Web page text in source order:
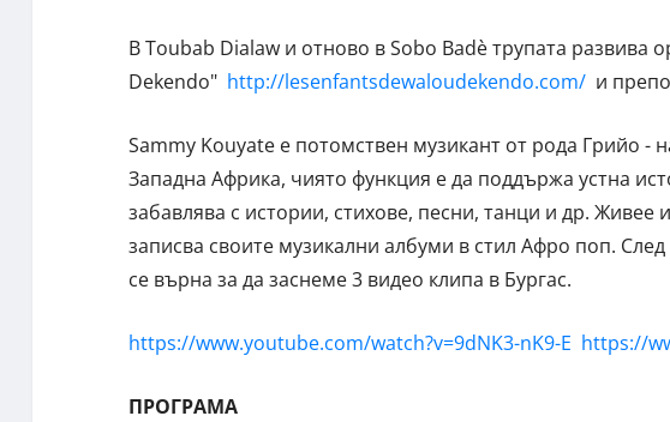
В Toubab Dialaw и отново в Sobo Badè трупата развива
Dekendo" http://lesenfantsdewaloudekendo.com/ и
Sammy Kouyate е потомствен музикант от рода Грийо -
Западна Африка, чиято функция е да поддържа устна
забавлява с истории, стихове, песни, танци и др.
записва своите музикални албуми в стил Афро поп.
се върна за да заснеме 3 видео клипа в Бургас.
https://www.youtube.com/watch?v=9dNK3-nK9-E https://
ПРОГРАМА